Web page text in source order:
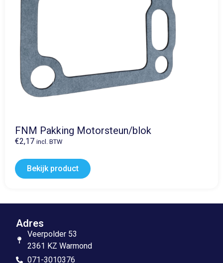
FNM Pakking Motorsteun/blok
€2,17 incl. BTW
Bekijk product
Adres
Veerpolder 53
2361 KZ Warmond
071-3010376